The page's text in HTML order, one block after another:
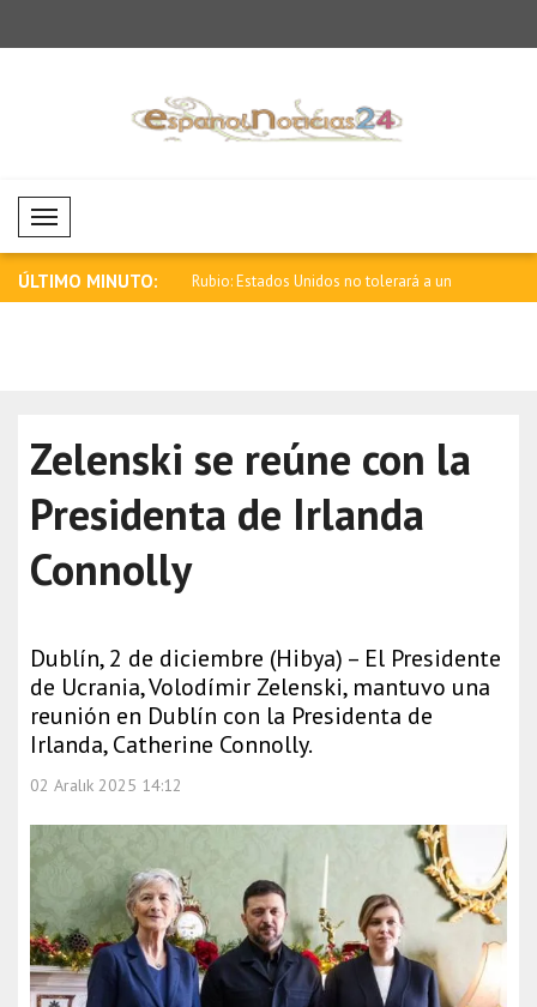
Mobil Menü
ÚLTIMO MINUTO:
a Colombia, país Rubio: Estados Unidos no tolerará a un
Zelenski se reúne con la
Presidenta de Irlanda
Connolly
Dublín, 2 de diciembre (Hibya) – El Presidente
de Ucrania, Volodímir Zelenski, mantuvo una
reunión en Dublín con la Presidenta de
Irlanda, Catherine Connolly.
02 Aralık 2025 14:12